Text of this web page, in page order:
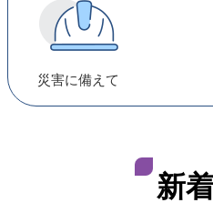
災害に備えて
新